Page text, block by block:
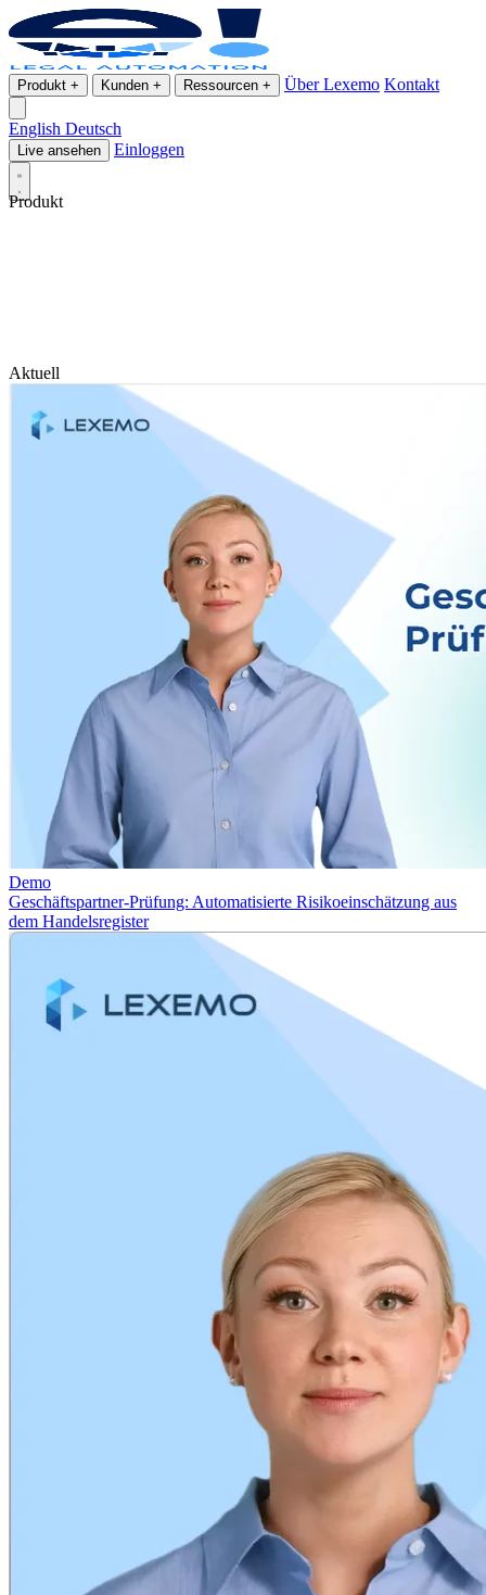
Produkt + Kunden + Ressourcen + Über Lexemo Kontakt
English Deutsch
Live ansehen Einloggen
Produkt
Aktuell